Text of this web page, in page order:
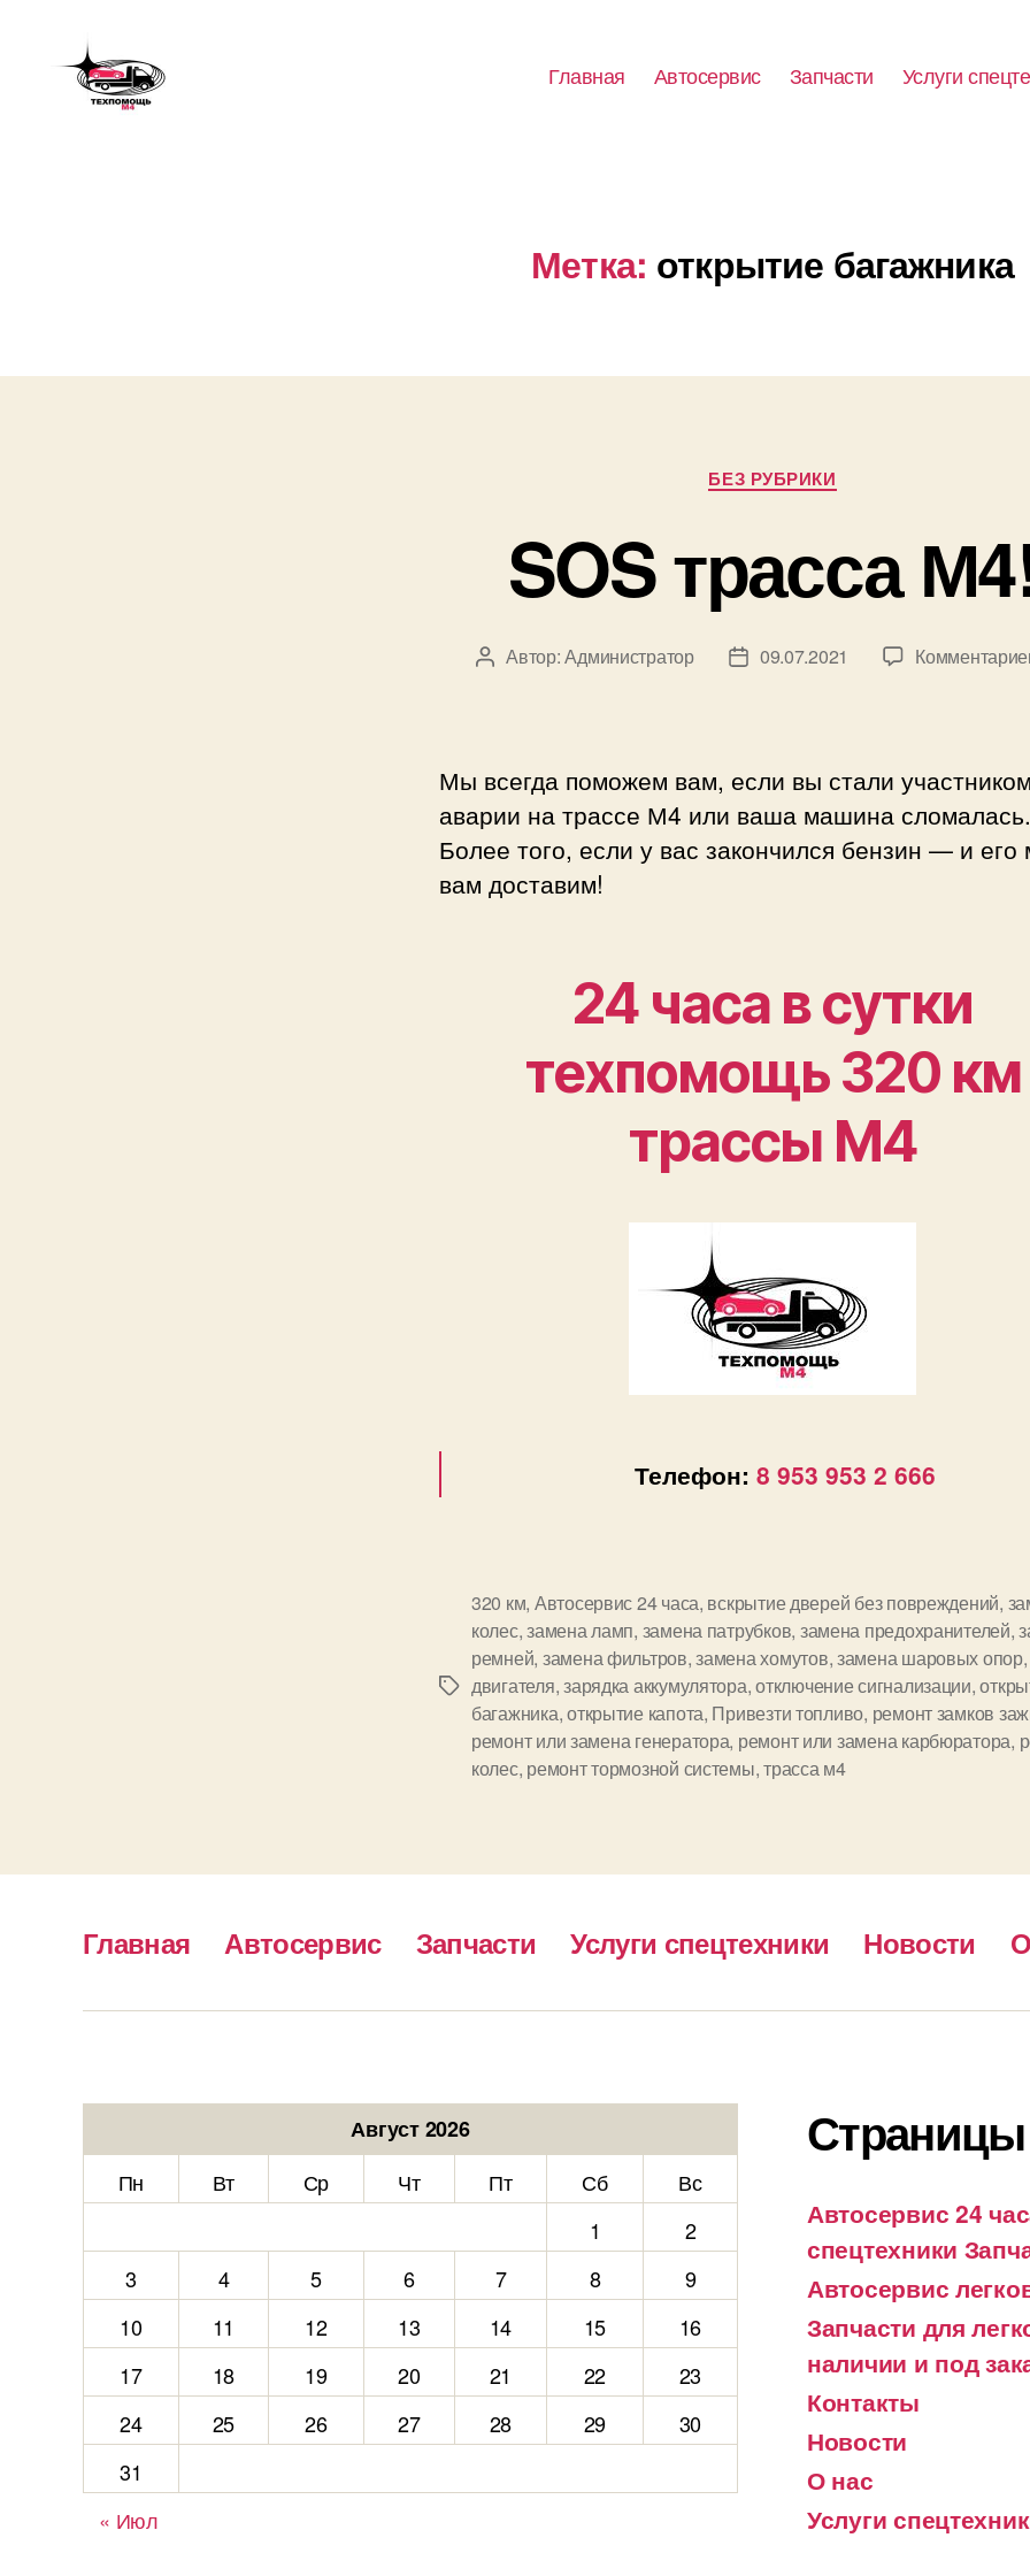
Главная Автосервис Запчасти Услуги
Метка: открытие багажника
Рубрики
БЕЗ РУБРИКИ
SOS трасса
Автор
Автор:Администратор
Дата09.07.2021
Мы всегда поможем вам, если вы стали участником
аварии на трассе М4 или ваша машина сломалась.
Более того, если у вас закончился бензин — и его
вам доставим!
24 часа в сутки
техпомощь 320 км
трассы М4
Телефон: 8 953 953 2 666
Метки
320 км, Автосервис 24 часа, вскрытие дверей без повреждений,
колес,замена ламп, замена патрубков, замена предохранителей,
ремней, замена фильтров,замена хомутов,замена шаровых опор
двигателя,зарядка аккумулятора,отключение сигнализации,
багажника,открытие капота, Привезти топливо, ремонт замков
ремонт или замена генератора, ремонт или замена карбюратора,
колес, ремонт тормозной системы,трасса м4
Главная Автосервис Запчасти Услуги спецтехники Новости
Август 2026
Пн
Вт Ср Чт Пт Сб
Вс
1
2
3
4 5 6 7 8
9
10
11 12 13 14 15
16
17
18 19 20 21 22
23
24
25 26 27 28 29
30
31
« Июл
Страницы
Автосервис 24
спецтехники
Автосервис
Запчасти для
наличии и под
Контакты
Новости
О нас
Услуги